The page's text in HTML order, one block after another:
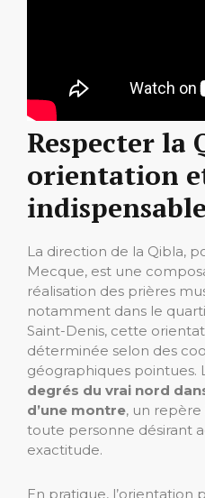
Respecter la
orientation
La direction de la Qibla,
Mecque, est une
réalisation des prières
notamment dans le
Saint-Denis, cette
déterminée selon des
géographiques pointues.
degrés du vrai nord
d’une montre, un
toute personne désirant
exactitude.
En pratique, l’orientation